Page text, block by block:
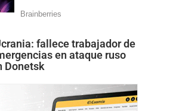
fallece trabajador de
en ataque ruso
Donetsk